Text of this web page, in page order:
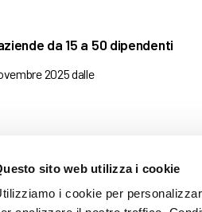
sito web utilizza i cookie
i cookie per
da 15 a 50 dipendenti
2025 dalle